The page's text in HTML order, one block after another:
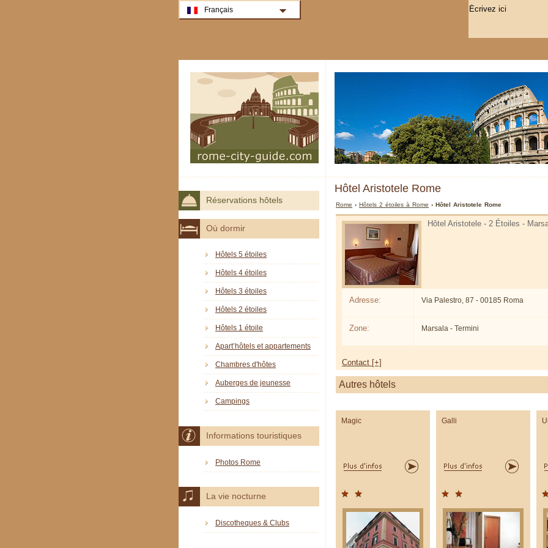
Hôtel Aristotele Rome
Rome ›Hôtels 2 étoiles à Rome › Hôtel Aristotele Rome
Hôtel Aristotele - 2 Étoiles -
Adresse: Via Palestro, 87 - 00185 Roma
Zone: Marsala - Termini
Contact [+]
Autres hôtels
Magic Galli
Réservations hôtels
Où dormir
Hôtels 5 étoiles
Hôtels 4 étoiles
Hôtels 3 étoiles
Hôtels 2 étoiles
Hôtels 1 étoile
Apart’hôtels et appartements
Chambres d'hôtes
Auberges de jeunesse
Campings
Informations touristiques
Photos Rome
La vie nocturne
Discotheques & Clubs
Français